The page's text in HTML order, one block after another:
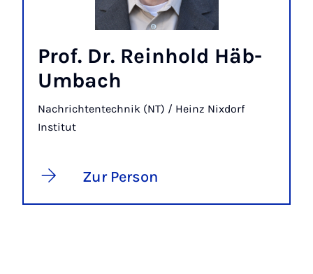
Prof. Dr. Reinhold Häb-
Umbach
Nachrichtentechnik (NT) / Heinz Nixdorf
Institut
Zur Person